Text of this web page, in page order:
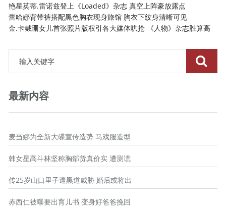
艳星英蒂.雷诺兹登上《Loaded》杂志 真空上阵豪放露点
蕾哈娜背带裤搭配黑色胸衣现身旅馆 胸衣下纹身清晰可见
金.卡戴珊女儿首张照片版权引各大媒体哄抢 《人物》杂志胜算高
最新内容
麦当娜为全新大碟宣传造势 马戏服造型
韩女星高斗林坚称胸部货真价实 遭测谎
传25岁山口里子遭黑道威胁 婚后或将出
赤西仁被曝要出育儿书 变身好爸爸挽回